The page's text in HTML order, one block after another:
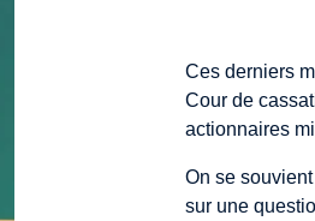
Ces derniers
Cour de
actionnaires
On se
sur une